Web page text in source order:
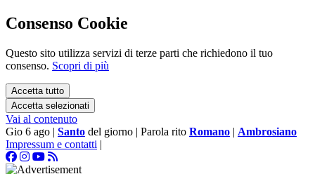
Consenso Cookie
Questo sito utilizza servizi di terze parti che richiedono il tuo
consenso. Scopri di più
Accetta tutto
Accetta selezionati
Vai al contenuto
Gio 6 ago | Santo del giorno | Parola rito Romano | Ambrosiano
Impressum e contatti |